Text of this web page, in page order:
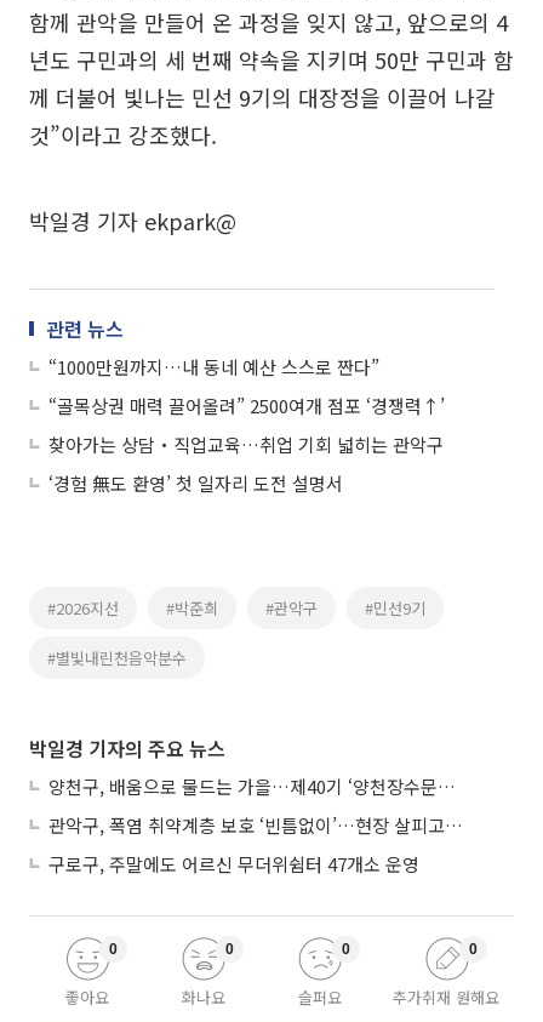
함께 관악을 만들어 온 과정을 잊지 않고, 앞으로의 4
년도 구민과의 세 번째 약속을 지키며 50만 구민과 함
께 더불어 빛나는 민선 9기의 대장정을 이끌어 나갈
것”이라고 강조했다.
박일경 기자 ekpark@
관련 뉴스
“1000만원까지…내 동네 예산 스스로 짠다”
“골목상권 매력 끌어올려” 2500여개 점포 ‘경쟁력↑’
찾아가는 상담‧직업교육…취업 기회 넓히는 관악구
‘경험 無도 환영’ 첫 일자리 도전 설명서
#2026지선 #박준희 #관악구 #민선9기
#별빛내린천음악분수
박일경 기자의 주요 뉴스
양천구, 배움으로 물드는 가을…제40기 ‘양천장수문화대학’ 수강생 모집
관악구, 폭염 취약계층 보호 ‘빈틈없이’…현장 살피고 지원 넓힌다
구로구, 주말에도 어르신 무더위쉼터 47개소 운영
좋아요
0
화나요
0
슬퍼요
0
추가취재 원해요
0